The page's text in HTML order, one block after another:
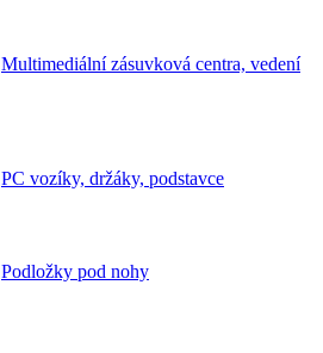
Multimediální zásuvková centra, vedení
PC vozíky, držáky, podstavce
Podložky pod nohy